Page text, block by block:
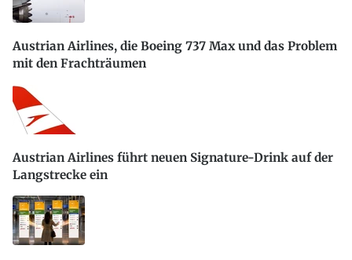
Austrian Airlines, die Boeing 737 Max und das Problem
mit den Frachträumen
Austrian Airlines führt neuen Signature-Drink auf der
Langstrecke ein